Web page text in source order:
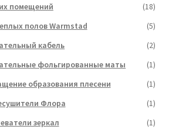
помещений
(18)
полов Warmstad
(5)
кабель
(2)
фольгированные маты
(1)
образования плесени
(1)
Флора
(1)
зеркал
(1)